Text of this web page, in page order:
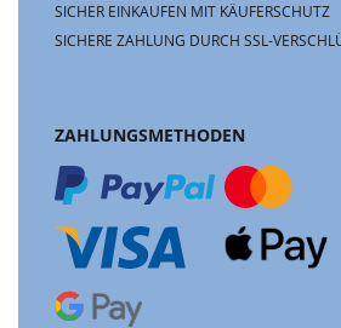
SICHER EINKAUFEN MIT KÄUFERSCHUTZ
SICHERE ZAHLUNG DURCH SSL-
ZAHLUNGSMETHODEN